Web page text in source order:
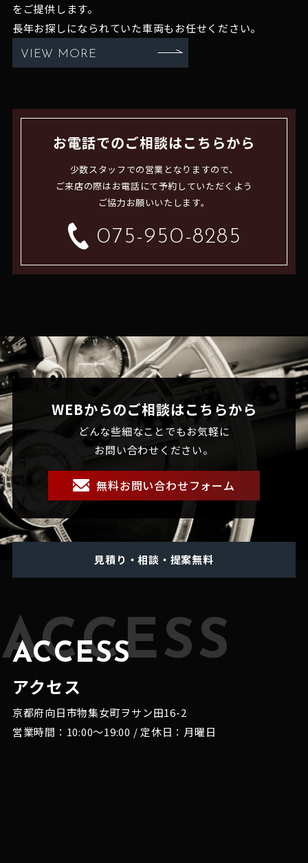
をご提供します。
長年お探しになられていた車両もお任せください。
VIEW MORE
お電話でのご相談はこちらから
少数スタッフでの営業となりますので、
ご来店の際はお電話にて予約していただくよう
ご協力お願いいたします。
075-950-8285
WEBからのご相談はこちらから
どんな些細なことでもお気軽に
お問い合わせください。
無料お問い合わせフォーム
見積り・相談・提案無料
ACCESS
ACCESS
アクセス
京都府向日市物集女町ヲサン田16-2
営業時間：10:00～19:00 / 定休日：月曜日